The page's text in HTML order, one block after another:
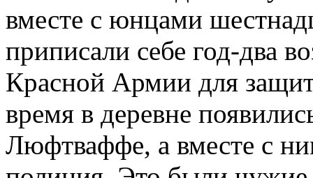
вместе с юнцами
приписали себе год-два
Красной Армии для
время в деревне
Люфтваффе, а вместе с